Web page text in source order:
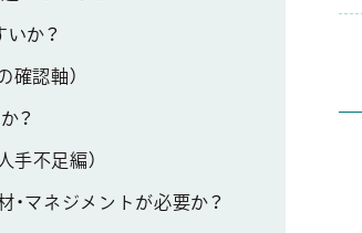
か？
確認軸）
？
不足編）
マネジメントが必要か？